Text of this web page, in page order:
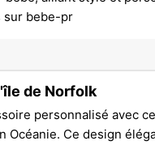
de Norfolk
personnalisé avec
Océanie. Ce design